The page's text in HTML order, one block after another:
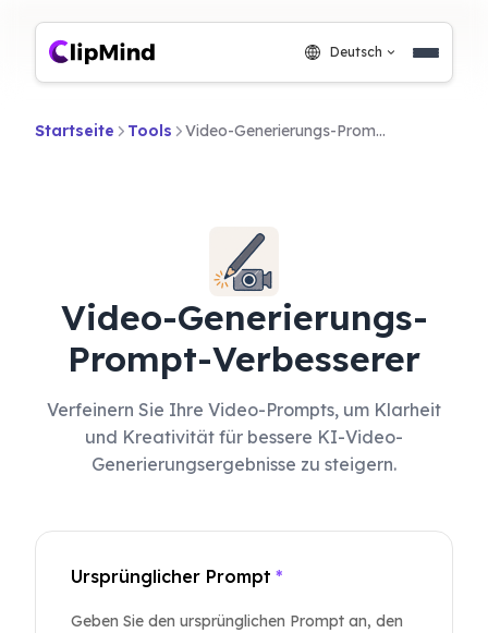
Deutsch
Startseite Tools Video-Generierungs-Prompt-Verbesserer
Video-Generierungs-
Prompt-Verbesserer
Verfeinern Sie Ihre Video-Prompts, um Klarheit
und Kreativität für bessere KI-Video-
Generierungsergebnisse zu steigern.
Ursprünglicher Prompt *
Geben Sie den ursprünglichen Prompt an, den